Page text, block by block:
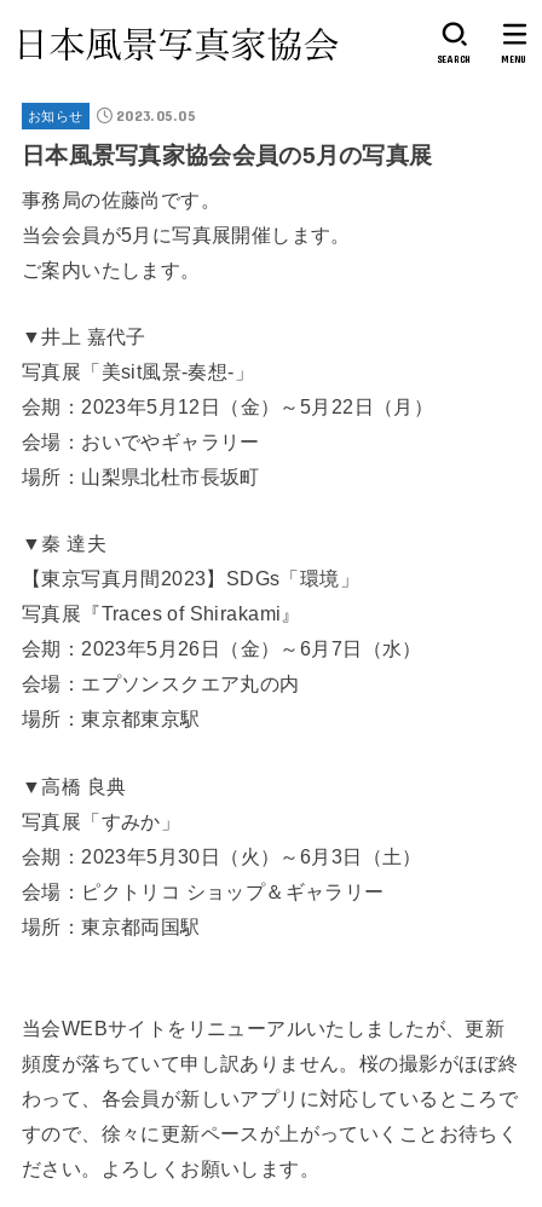
SEARCH MENU
お知らせ 2023.05.05
日本風景写真家協会会員の5月の写真展
事務局の佐藤尚です。
当会会員が5月に写真展開催します。
ご案内いたします。
▼井上 嘉代子
写真展「美sit風景-奏想-」
会期：2023年5月12日（金）～5月22日（月）
会場：おいでやギャラリー
場所：山梨県北杜市長坂町
▼秦 達夫
【東京写真月間2023】SDGs「環境」
写真展『Traces of Shirakami』
会期：2023年5月26日（金）～6月7日（水）
会場：エプソンスクエア丸の内
場所：東京都東京駅
▼高橋 良典
写真展「すみか」
会期：2023年5月30日（火）～6月3日（土）
会場：ピクトリコ ショップ＆ギャラリー
場所：東京都両国駅
当会WEBサイトをリニューアルいたしましたが、更新
頻度が落ちていて申し訳ありません。桜の撮影がほぼ終
わって、各会員が新しいアプリに対応しているところで
すので、徐々に更新ペースが上がっていくことお待ちく
ださい。よろしくお願いします。